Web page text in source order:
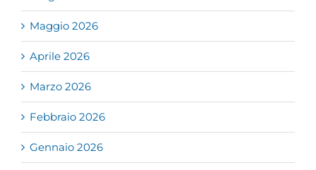
Maggio 2026
Aprile 2026
Marzo 2026
Febbraio 2026
Gennaio 2026